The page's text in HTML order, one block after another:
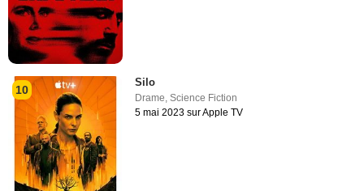
10
Silo
Drame,Science Fiction
5 mai 2023 sur Apple TV